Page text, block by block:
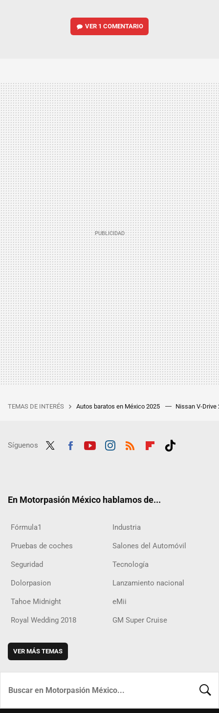
VER 1 COMENTARIO
TEMAS DE INTERÉS Autos baratos en México 2025 Nissan V-Drive
Síguenos
En Motorpasión México hablamos de...
Fórmula1 Industria
Pruebas de coches Salones del Automóvil
Seguridad Tecnología
Dolorpasion Lanzamiento nacional
Tahoe Midnight eMii
Royal Wedding 2018 GM Super Cruise
VER MÁS TEMAS